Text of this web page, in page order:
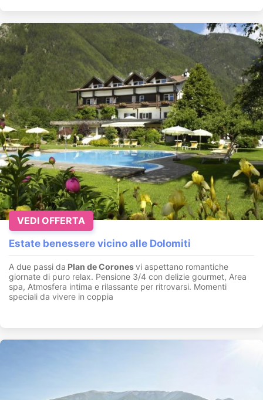
Estate benessere vicino alle Dolomiti
A due passi da Plan de Coronesvi aspettano romantiche
giornate di puro relax. Pensione 3/4 con delizie gourmet, Area
spa, Atmosfera intima e rilassante per ritrovarsi. Momenti
speciali da vivere in coppia
VEDI OFFERTA